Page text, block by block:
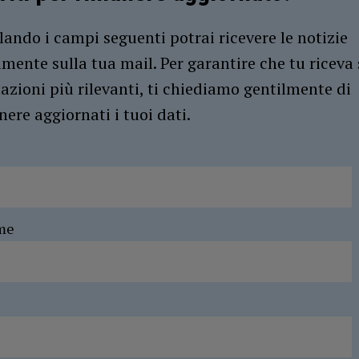
i campi seguenti potrai ricevere le notizie
sulla tua mail. Per garantire che tu riceva
più rilevanti, ti chiediamo gentilmente di
aggiornati i tuoi dati.